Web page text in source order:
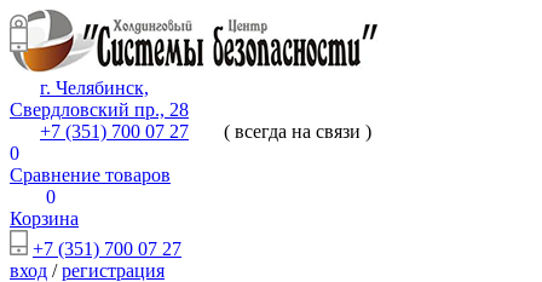
г. Челябинск,
Свердловский пр., 28
+7 (351) 700 07 27
( всегда на связи )
0
Сравнение товаров
0
Корзина
+7 (351) 700 07 27
вход /регистрация